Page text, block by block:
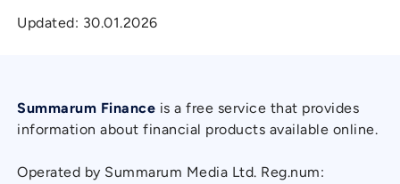
Updated: 30.01.2026
Summarum Finance is a free service that provides
information about financial products available online.
Operated by Summarum Media Ltd. Reg.num: